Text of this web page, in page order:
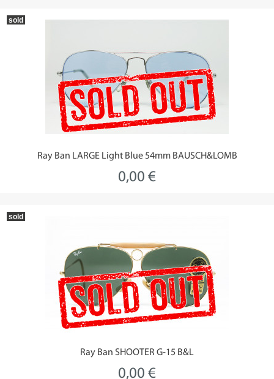
Ray Ban LARGE Light Blue 54mm BAUSCH&LOMB
0,00 €
sold
Ray Ban SHOOTER G-15 B&L
0,00 €
sold